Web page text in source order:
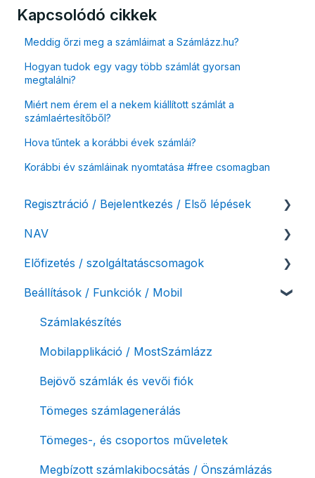
Kapcsolódó cikkek
Meddig őrzi meg a számláimat a Számlázz.hu?
Hogyan tudok egy vagy több számlát gyorsan
megtalálni?
Miért nem érem el a nekem kiállított számlát a
számlaértesítőből?
Hova tűntek a korábbi évek számlái?
Korábbi év számláinak nyomtatása #free csomagban
Regisztráció / Bejelentkezés / Első lépések
Felhasználó beállításai
Számlázási fiók kezdő beállításai, első lépések
NAV
NAV online adatszolgáltatás
Adóhatósági ellenőrzés adatszolgáltatás
NAV pénztárgép feladás (PTGSZLAH)
Számlaverzum
Előfizetés / szolgáltatáscsomagok
Szolgáltatáscsomag kiválasztása
Szolgáltatáscsomag módosítása
Fiók / felhasználó törlése
Díjfizetés / díjtartozás / korlátozás
Fizetési módok
Beállítások / Funkciók / Mobil
Számlakészítés
Mobilapplikáció / MostSzámlázz
Bejövő számlák és vevői fiók
Tömeges számlagenerálás
Tömeges-, és csoportos műveletek
Megbízott számlakibocsátás / Önszámlázás